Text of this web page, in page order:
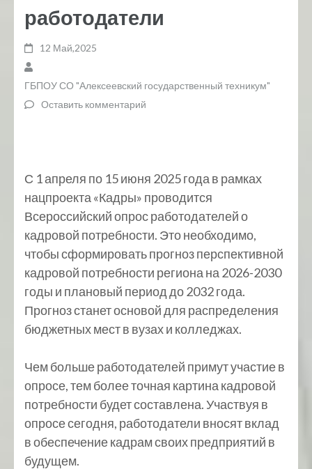
работодатели
12 Май,2025
ГБПОУ СО "Алексеевский государственный техникум"
Оставить комментарий
С 1 апреля по 15 июня 2025 года в рамках
нацпроекта «Кадры» проводится
Всероссийский опрос работодателей о
кадровой потребности. Это необходимо,
чтобы сформировать прогноз перспективной
кадровой потребности региона на 2026-2030
годы и плановый период до 2032 года.
Прогноз станет основой для распределения
бюджетных мест в вузах и колледжах.
Чем больше работодателей примут участие в
опросе, тем более точная картина кадровой
потребности будет составлена. Участвуя в
опросе сегодня, работодатели вносят вклад
в обеспечение кадрам своих предприятий в
будущем.